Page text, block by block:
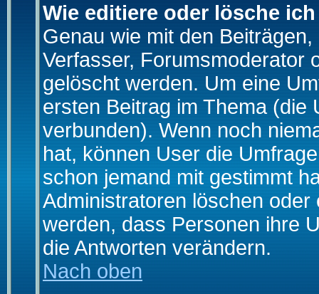
Wie editiere oder lösche
Genau wie mit den
Verfasser, Forumsmoderator
gelöscht werden. Um eine
ersten Beitrag im Thema (die
verbunden). Wenn noch
hat, können User die
schon jemand mit gestimmt
Administratoren löschen
werden, dass Personen ihre
die Antworten verändern.
Nach oben